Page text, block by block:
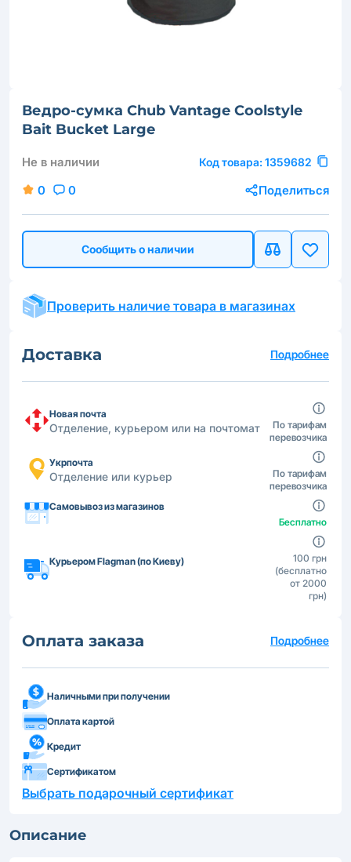
Ведро-сумка Chub Vantage Coolstyle
Bait Bucket Large
Не в наличии Код товара: 1359682
0 0 Поделиться
Сообщить о наличии
Проверить наличие товара в магазинах
Доставка Подробнее
Новая почта
Отделение, курьером или на почтомат
По тарифам
перевозчика
Укрпочта
Отделение или курьер
По тарифам
перевозчика
Самовывоз из магазинов
Бесплатно
Курьером Flagman (по Киеву)
100 грн
(бесплатно
от 2000
грн)
Оплата заказа Подробнее
Наличными при получении
Оплата картой
Кредит
Сертификатом
Выбрать подарочный сертификат
Описание